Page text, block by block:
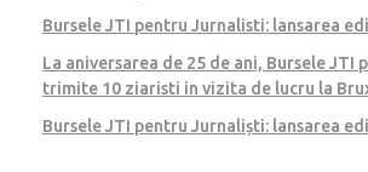
Bursele JTI pentru Jurnalisti: lansarea
La aniversarea de 25 de ani, Bursele JTI
trimite 10 ziaristi in vizita de lucru la
Bursele JTI pentru Jurnaliști: lansarea